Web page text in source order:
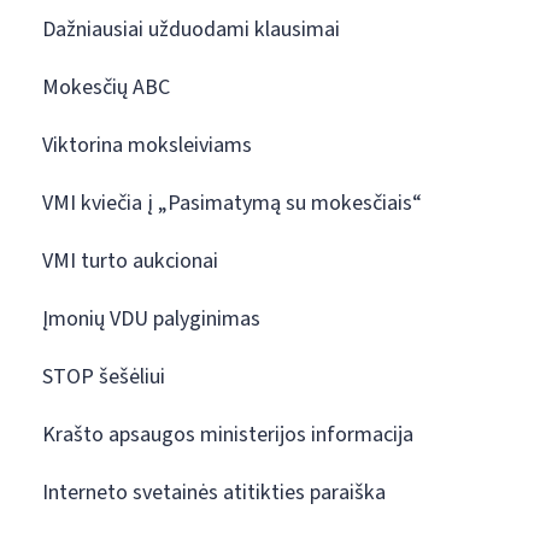
Dažniausiai užduodami klausimai
Mokesčių ABC
Viktorina moksleiviams
VMI kviečia į „Pasimatymą su mokesčiais“
VMI turto aukcionai
Įmonių VDU palyginimas
STOP šešėliui
Krašto apsaugos ministerijos informacija
Interneto svetainės atitikties paraiška